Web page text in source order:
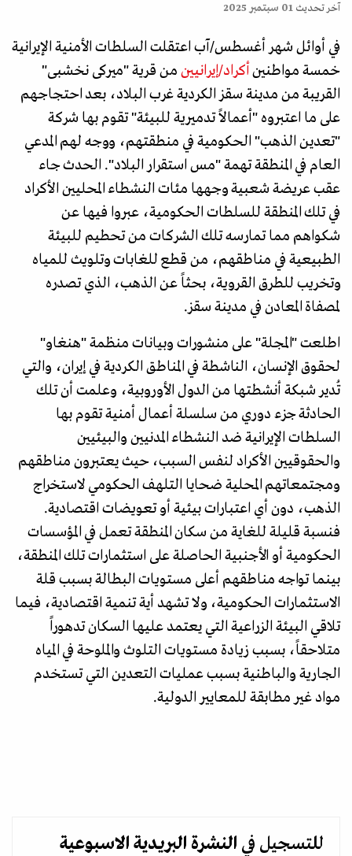
آخر تحديث 01 سبتمبر 2025
في أوائل شهر أغسطس/آب اعتقلت السلطات الأمنية الإيرانية
خمسة مواطنين أكراد/إيرانيي ن من قرية "ميركى نخشبى"
القريبة من مدينة سقز الكردية غرب البلاد، بعد احتجاجهم
على ما اعتبروه "أعمالاً تدميرية للبيئة" تقوم بها شركة
"تعدين الذهب" الحكومية في منطقتهم، ووجه لهم المدعي
العام في المنطقة تهمة "مس استقرار البلاد". الحدث جاء
عقب عريضة شعبية وجهها مئات النشطاء المحليين الأكراد
في تلك المنطقة للسلطات الحكومية، عبروا فيها عن
شكواهم مما تمارسه تلك الشركات من تحطيم للبيئة
الطبيعية في مناطقهم، من قطع للغابات وتلويث للمياه
وتخريب للطرق القروية، بحثاً عن الذهب، الذي تصدره
لمصفاة المعادن في مدينة سقز.
اطلعت "المجلة" على منشورات وبيانات منظمة "هنغاو"
لحقوق الإنسان، الناشطة في المناطق الكردية في إيران، والتي
تُدير شبكة أنشطتها من الدول الأوروبية، وعلمت أن تلك
الحادثة جزء دوري من سلسلة أعمال أمنية تقوم بها
السلطات الإيرانية ضد النشطاء المدنيين والبيئيين
والحقوقيين الأكراد لنفس السبب، حيث يعتبرون مناطقهم
ومجتمعاتهم المحلية ضحايا التلهف الحكومي لاستخراج
الذهب، دون أي اعتبارات بيئية أو تعويضات اقتصادية.
فنسبة قليلة للغاية من سكان المنطقة تعمل في المؤسسات
الحكومية أو الأجنبية الحاصلة على استثمارات تلك المنطقة،
بينما تواجه مناطقهم أعلى مستويات البطالة بسبب قلة
الاستثمارات الحكومية، ولا تشهد أية تنمية اقتصادية، فيما
تلاقي البيئة الزراعية التي يعتمد عليها السكان تدهوراً
متلاحقاً، بسبب زيادة مستويات التلوث والملوحة في المياه
الجارية والباطنية بسبب عمليات التعدين التي تستخدم
مواد غير مطابقة للمعايير الدولية.
للتسجيل في النشرة البريدية الاسبوعية